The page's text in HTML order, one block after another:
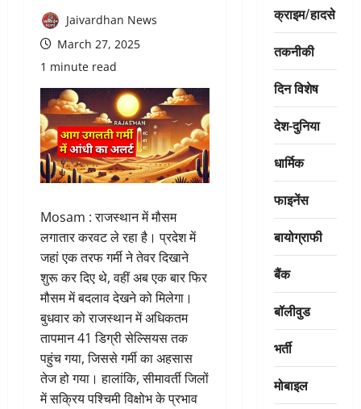
Jaivardhan News
March 27, 2025
1 minute read
Mosam : राजस्थान में मौसम
लगातार करवट ले रहा है। प्रदेश में
जहां एक तरफ गर्मी ने तेवर दिखाने
शुरू कर दिए थे, वहीं अब एक बार फिर
मौसम में बदलाव देखने को मिलेगा।
बुधवार को राजस्थान में अधिकतम
तापमान 41 डिग्री सेल्सियस तक
पहुंच गया, जिससे गर्मी का अहसास
तेज हो गया। हालांकि, सीमावर्ती जिलों
में सक्रिय पश्चिमी विक्षोभ के प्रभाव
क्राइम/हादसे
तकनीकी
दिन विशेष
देश-दुनिया
धार्मिक
फाइनेंस
बायोग्राफी
बैंक
बॉलीवुड
भर्ती
मोबाइल